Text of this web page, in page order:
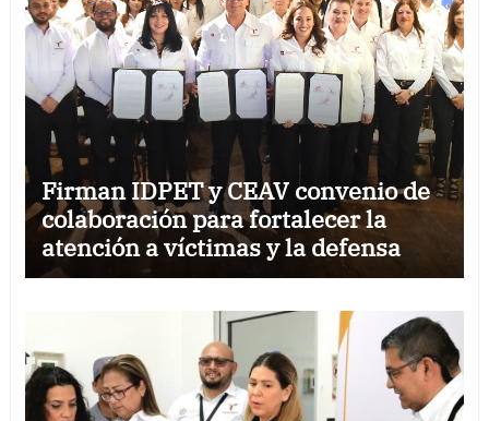
Firman IDPET y CEAV convenio de
colaboración para fortalecer la
atención a víctimas y la defensa
jurídica en Tamaulipas